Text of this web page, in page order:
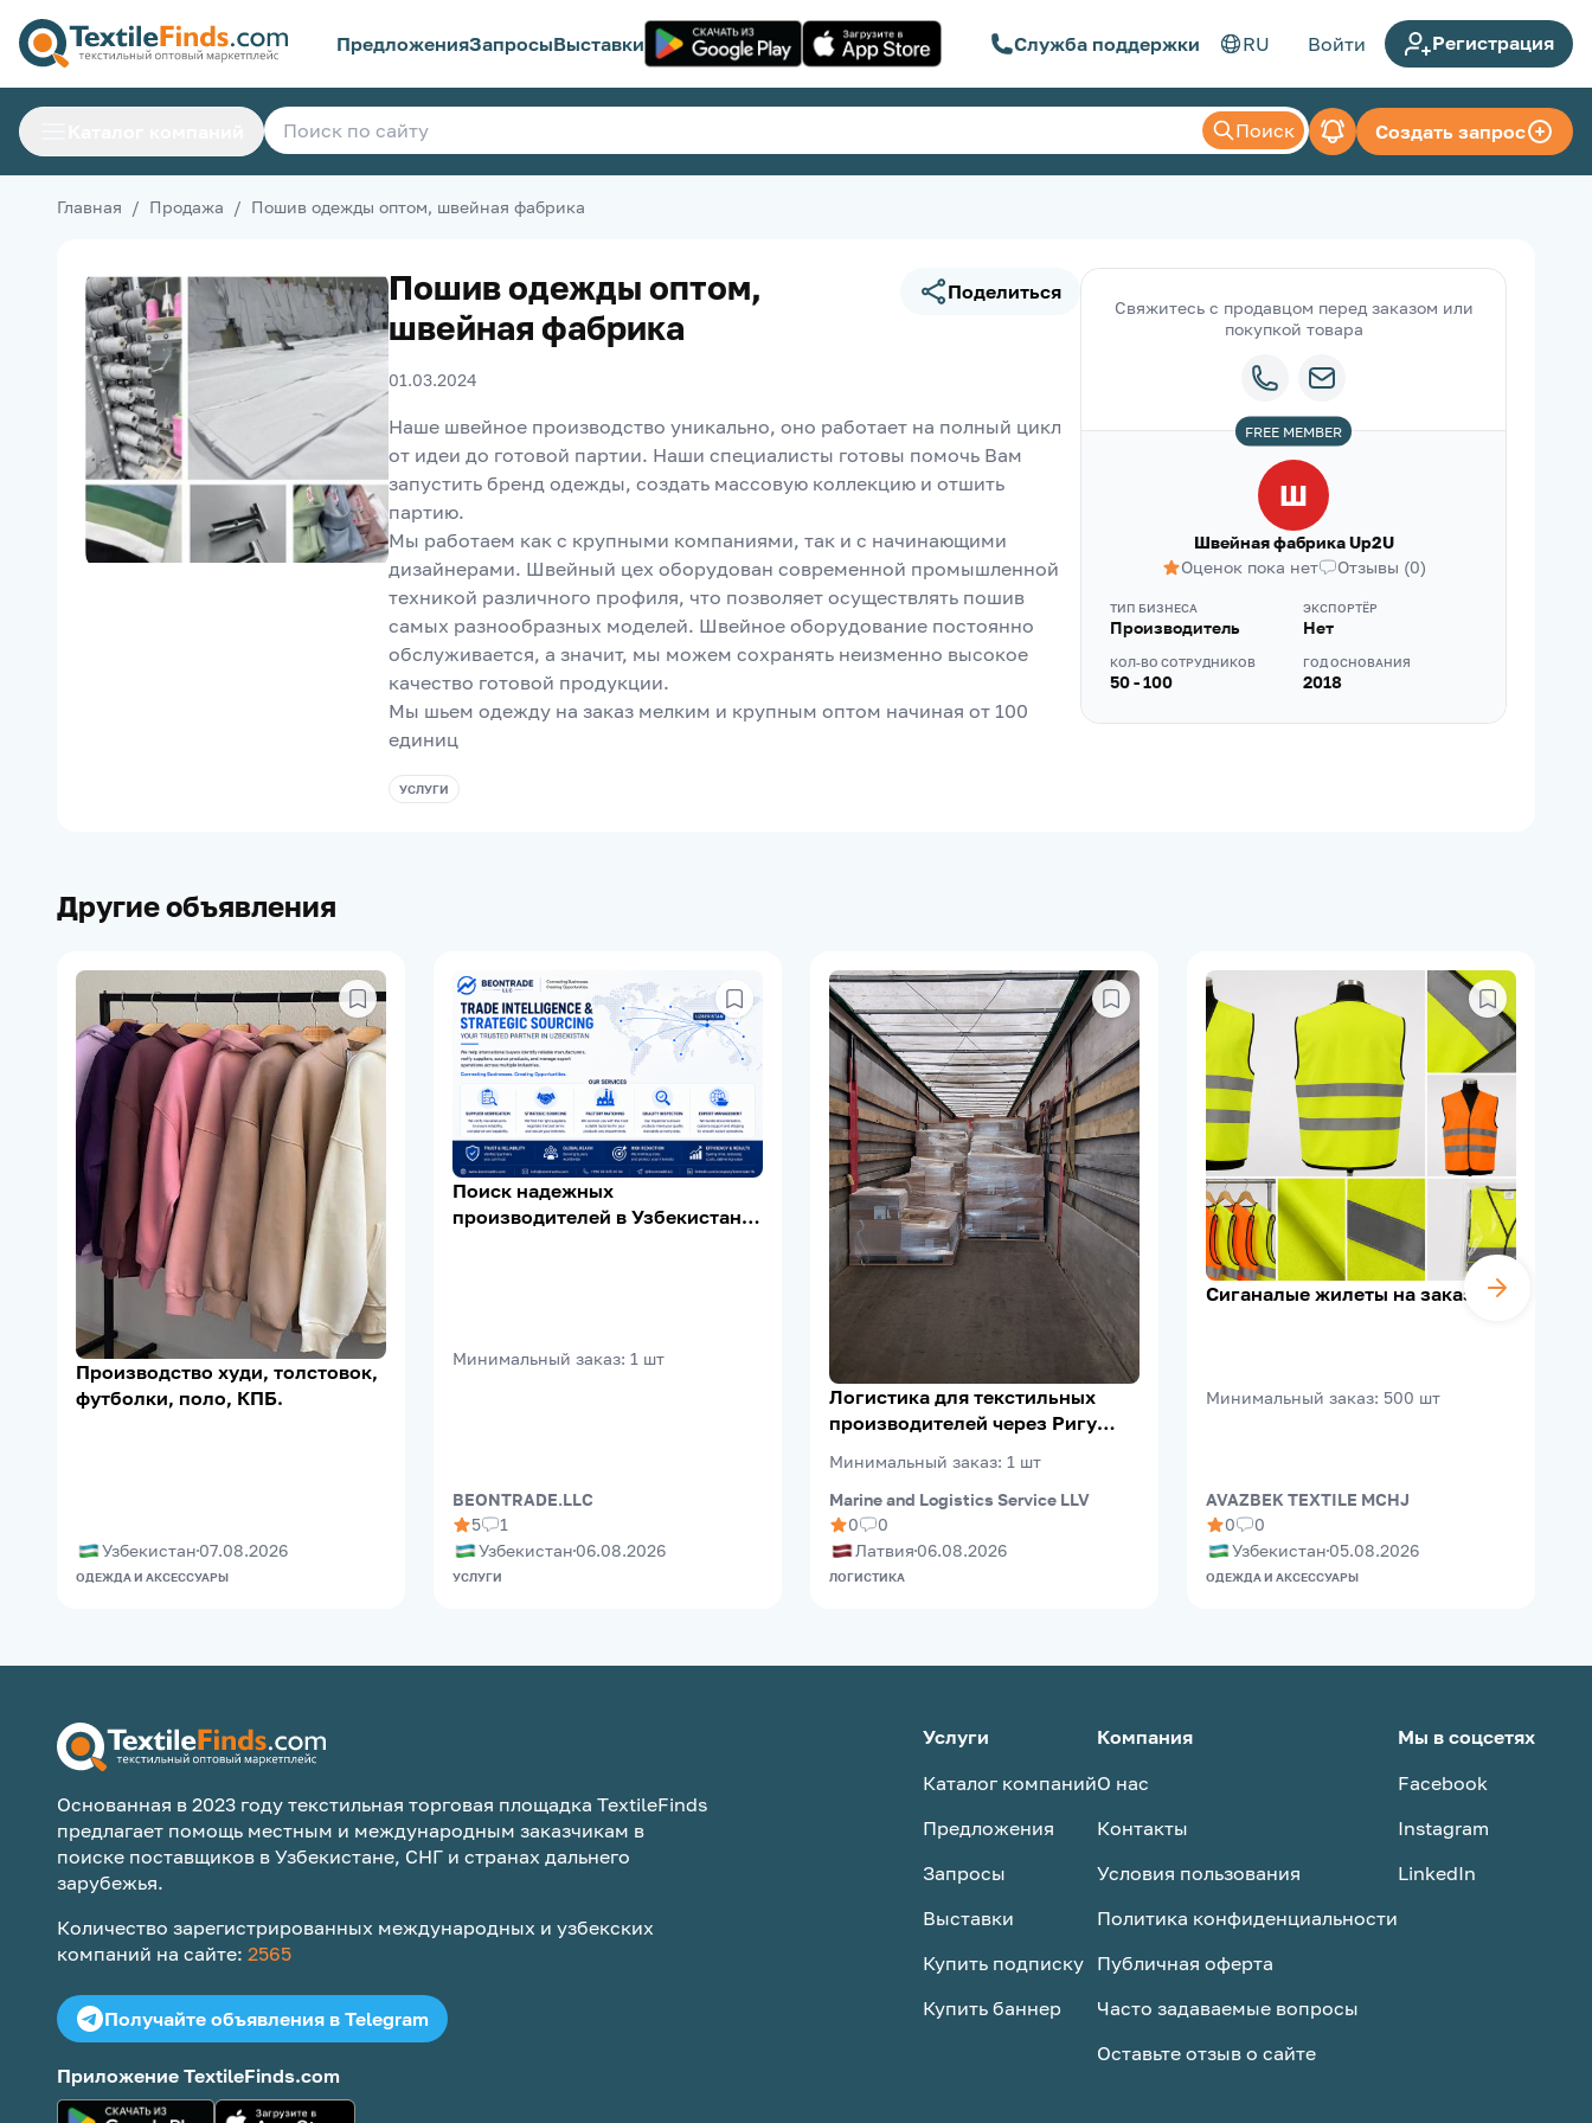
ПредложенияЗапросыВыставки Служба поддержки RU Войти Регистрация
Поиск Создать запрос
Главная / Продажа / Пошив одежды оптом, швейная фабрика
Пошив одежды оптом,
швейная фабрика
Поделиться
01.03.2024
Наше швейное производство уникально, оно работает на полный цикл
от идеи до готовой партии. Наши специалисты готовы помочь Вам
запустить бренд одежды, создать массовую коллекцию и отшить
партию.
Мы работаем как с крупными компаниями, так и с начинающими
дизайнерами. Швейный цех оборудован современной промышленной
техникой различного профиля, что позволяет осуществлять пошив
самых разнообразных моделей. Швейное оборудование постоянно
обслуживается, а значит, мы можем сохранять неизменно высокое
качество готовой продукции.
Мы шьем одежду на заказ мелким и крупным оптом начиная от 100
единиц
УСЛУГИ
Свяжитесь с продавцом перед заказом или
покупкой товара
Ш
Швейная фабрика Up2U
Оценок пока нет
Отзывы (0)
ТИП БИЗНЕСА
Производитель
ЭКСПОРТЁР
Нет
КОЛ-ВО СОТРУДНИКОВ
50 - 100
ГОД ОСНОВАНИЯ
2018
FREE MEMBER
Другие объявления
Производство худи, толстовок,
футболки, поло, КПБ.
Узбекистан 07.08.2026
ОДЕЖДА И АКСЕССУАРЫ
Поиск надежных
производителей в Узбекистане |
Минимальный заказ: 1 шт
BEONTRADE.LLC
5
1
Узбекистан 06.08.2026
УСЛУГИ
Логистика для текстильных
производителей через Ригу
Минимальный заказ: 1 шт
Marine and Logistics Service LLV
0
0
Латвия 06.08.2026
ЛОГИСТИКА
Сиганалые жилеты на заказ
Минимальный заказ: 500 шт
AVAZBEK TEXTILE MCHJ
0
0
Узбекистан 05.08.2026
ОДЕЖДА И АКСЕССУАРЫ
Основанная в 2023 году текстильная торговая площадка TextileFinds
предлагает помощь местным и международным заказчикам в
поиске поставщиков в Узбекистане, СНГ и странах дальнего
зарубежья.
Количество зарегистрированных международных и узбекских
компаний на сайте: 2565
Получайте объявления в Telegram
Приложение TextileFinds.com
Услуги
Каталог компаний
Предложения
Запросы
Выставки
Купить подписку
Купить баннер
Компания
О нас
Контакты
Условия пользования
Политика конфиденциальности
Публичная оферта
Часто задаваемые вопросы
Оставьте отзыв о сайте
Мы в соцсетях
Facebook
Instagram
LinkedIn